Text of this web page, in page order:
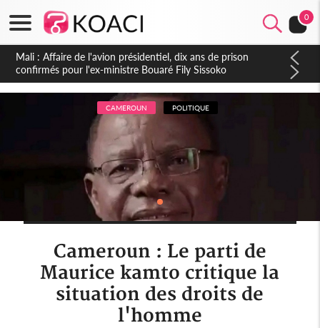
0
Nigeria : Le Togo et le Cameroun principaux acheteurs des
produits de la raffinerie Dangote en juillet
CAMEROUN POLITIQUE
Cameroun : Le parti de
Maurice kamto critique la
situation des droits de
l'homme